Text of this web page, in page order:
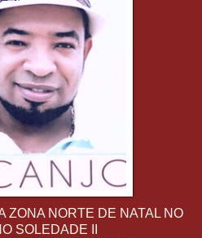
ZONA NORTE DE NATAL NO
SOLEDADE II